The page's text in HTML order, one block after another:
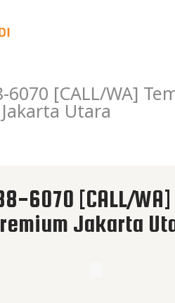
6070 [CALL/WA]
Utara
6070 [CALL/
Jakarta